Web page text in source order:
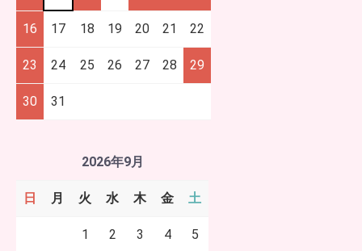
16 17 18 19 20 21 22
23 24 25 26 27 28 29
30 31
2026年9月
日 月 火 水 木 金 土
1 2 3 4 5